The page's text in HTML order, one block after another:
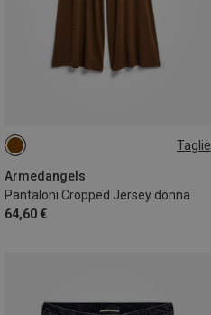
Taglie
Armedangels
Pantaloni Cropped Jersey donna
64,60 €
M